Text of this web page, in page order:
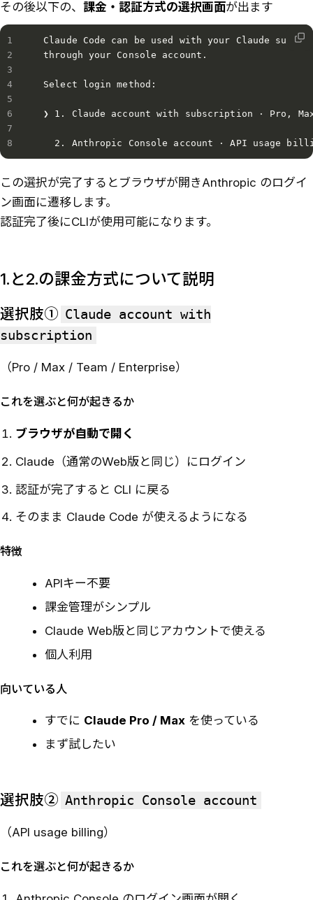
その後以下の、 課金・認証方式の選択画面が出ます
Claude Code can be used with your Claude
through your Console account.
Select login method:
❯ 1. Claude account with subscription · Pro,
この選択が完了するとブラウザが開きAnthropic のログイ
ン画面に遷移します。
認証完了後にCLIが使用可能になります。
1.と2.の課金方式について説明
選択肢① Claude account with
subscription
（Pro / Max / Team / Enterprise）
これを選ぶと何が起きるか
ブラウザが自動で開く
Claude（通常のWeb版と同じ）にログイン
認証が完了すると CLI に戻る
そのまま Claude Code が使えるようになる
特徴
APIキー不要
課金管理がシンプル
Claude Web版と同じアカウントで使える
個人利用
向いている人
すでに Claude Pro / Max を使っている
まず試したい
選択肢② Anthropic Console account
（API usage billing）
これを選ぶと何が起きるか